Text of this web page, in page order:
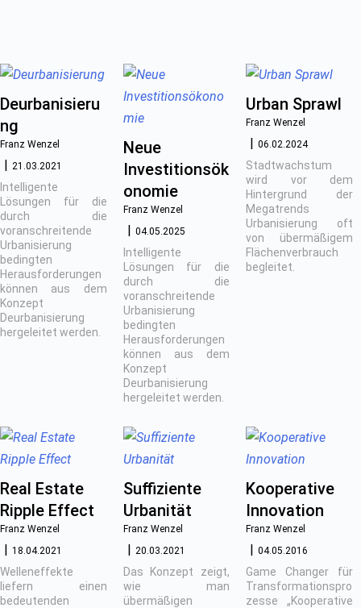
Deurbanisieru
ng
Franz Wenzel
21.03.2021
Intelligente
Lösungen für die
durch die
voranschreitende
Urbanisierung
bedingten
Herausforderungen
können aus dem
Konzept
Deurbanisierung
hergeleitet werden.
Neue
Investitionsök
onomie
Franz Wenzel
04.05.2025
Intelligente
Lösungen für die
durch die
voranschreitende
Urbanisierung
bedingten
Herausforderungen
können aus dem
Konzept
Deurbanisierung
hergeleitet werden.
Urban Sprawl
Franz Wenzel
06.02.2024
Stadtwachstum
wird vor dem
Hintergrund der
Megatrends
Urbanisierung oft
von übermäßigem
Flächenverbrauch
begleitet.
Real Estate
Ripple Effect
Franz Wenzel
18.04.2021
Welleneffekte
liefern einen
bedeutenden
Suffiziente
Urbanität
Franz Wenzel
20.03.2021
Das Konzept zeigt,
wie man
übermäßigen
Kooperative
Innovation
Franz Wenzel
04.05.2016
Game Changer für
Transformationspro
zesse „Kooperative